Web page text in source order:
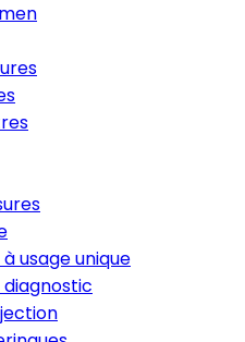
à usage unique